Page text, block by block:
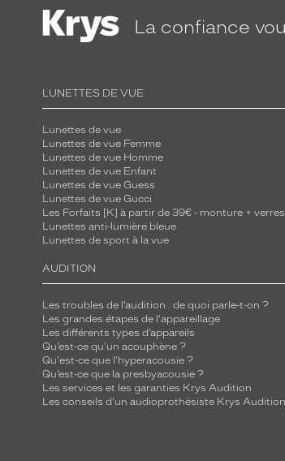
La confiance
LUNETTES DE VUE
Lunettes de vue
Lunettes de vue Femme
Lunettes de vue Homme
Lunettes de vue Enfant
Lunettes de vue Guess
Lunettes de vue Gucci
Les Forfaits [K] à partir de 39€ - monture + verres
Lunettes anti-lumière bleue
Lunettes de sport à la vue
AUDITION
Les troubles de l’audition : de quoi parle-t-on ?
Les grandes étapes de l'appareillage
Les différents types d’appareils
Qu’est-ce qu'un acouphène ?
Qu'est-ce que l'hyperacousie ?
Qu’est-ce que la presbyacousie ?
Les services et les garanties Krys Audition
Les conseils d'un audioprothésiste Krys Audition